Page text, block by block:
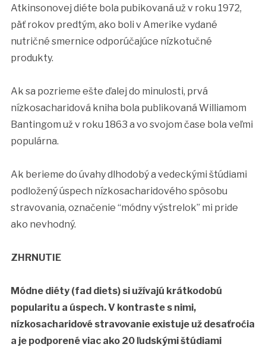
Atkinsonovej diéte bola pubikovaná už v roku 1972,
päť rokov predtým, ako boli v Amerike vydané
nutričné smernice odporúčajúce nízkotučné
produkty.
Ak sa pozrieme ešte ďalej do minulosti, prvá
nízkosacharidová kniha bola publikovaná Williamom
Bantingom už v roku 1863 a vo svojom čase bola veľmi
populárna.
Ak berieme do úvahy dlhodobý a vedeckými štúdiami
podložený úspech nízkosacharidového spôsobu
stravovania, označenie “módny výstrelok” mi pride
ako nevhodný.
ZHRNUTIE
Módne diéty (fad diets) si užívajú krátkodobú
popularitu a úspech. V kontraste s nimi,
nízkosacharidové stravovanie existuje už desaťroćia
a je podporené viac ako 20 ľudskými štúdiami